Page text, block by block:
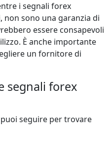
i segnali forex
non sono una garanzia di
essere consapevoli
È anche importante
un fornitore di
segnali forex
seguire per trovare